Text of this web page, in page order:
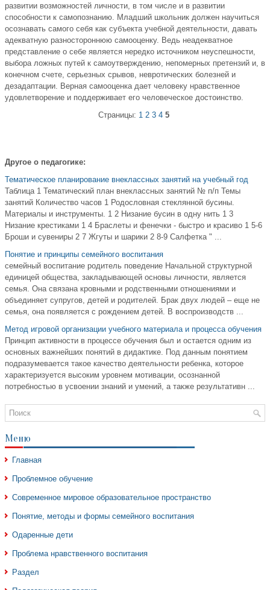
развитии возможностей личности, в том числе и в развитии
способности к самопознанию. Младший школьник должен научиться
осознавать самого себя как субъекта учебной деятельности, давать
адекватную разностороннюю самооценку. Ведь неадекватное
представление о себе является нередко источником неуспешности,
выбора ложных путей к самоутверждению, непомерных претензий и, в
конечном счете, серьезных срывов, невротических болезней и
дезадаптации. Верная самооценка дает человеку нравственное
удовлетворение и поддерживает его человеческое достоинство.
Страницы: 1 2 3 4 5
Другое о педагогике:
Тематическое планирование внеклассных занятий на учебный год
Таблица 1 Тематический план внеклассных занятий № п/п Темы
занятий Количество часов 1 Родословная стеклянной бусины.
Материалы и инструменты. 1 2 Низание бусин в одну нить 1 3
Низание крестиками 1 4 Браслеты и фенечки - быстро и красиво 1 5-6
Броши и сувениры 2 7 Жгуты и шарики 2 8-9 Салфетка " ...
Понятие и принципы семейного воспитания
семейный воспитание родитель поведение Начальной структурной
единицей общества, закладывающей основы личности, является
семья. Она связана кровными и родственными отношениями и
объединяет супругов, детей и родителей. Брак двух людей – еще не
семья, она появляется с рождением детей. В воспроизводств ...
Метод игровой организации учебного материала и процесса обучения
Принцип активности в процессе обучения был и остается одним из
основных важнейших понятий в дидактике. Под данным понятием
подразумевается такое качество деятельности ребенка, которое
характеризуется высоким уровнем мотивации, осознанной
потребностью в усвоении знаний и умений, а также результативн ...
Меню
Главная
Проблемное обучение
Современное мировое образовательное пространство
Понятие, методы и формы семейного воспитания
Одаренные дети
Проблема нравственного воспитания
Раздел